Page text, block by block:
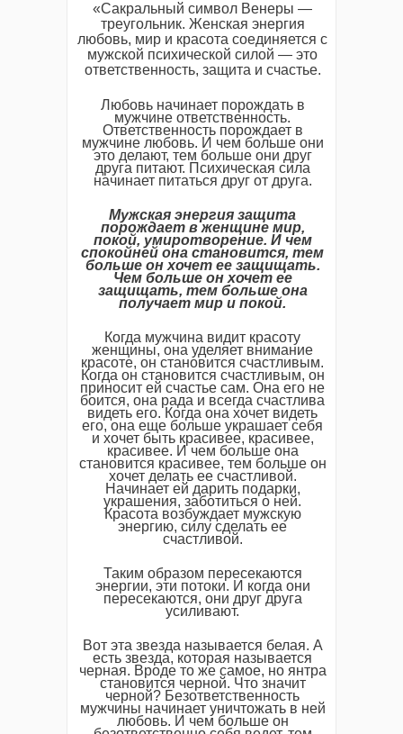
«Сакральный символ Венеры —
треугольник. Женская энергия
любовь, мир и красота соединяется с
мужской психической силой — это
ответственность, защита и счастье.
Любовь начинает порождать в
мужчине ответственность.
Ответственность порождает в
мужчине любовь. И чем больше они
это делают, тем больше они друг
друга питают. Психическая сила
начинает питаться друг от друга.
Мужская энергия защита
порождает в женщине мир,
покой, умиротворение. И чем
спокойней она становится, тем
больше он хочет ее защищать.
Чем больше он хочет ее
защищать, тем больше она
получает мир и покой.
Когда мужчина видит красоту
женщины, она уделяет внимание
красоте, он становится счастливым.
Когда он становится счастливым, он
приносит ей счастье сам. Она его не
боится, она рада и всегда счастлива
видеть его. Когда она хочет видеть
его, она еще больше украшает себя
и хочет быть красивее, красивее,
красивее. И чем больше она
становится красивее, тем больше он
хочет делать ее счастливой.
Начинает ей дарить подарки,
украшения, заботиться о ней.
Красота возбуждает мужскую
энергию, силу сделать ее
счастливой.
Таким образом пересекаются
энергии, эти потоки. И когда они
пересекаются, они друг друга
усиливают.
Вот эта звезда называется белая. А
есть звезда, которая называется
черная. Вроде то же самое, но янтра
становится черной. Что значит
черной? Безответственность
мужчины начинает уничтожать в ней
любовь. И чем больше он